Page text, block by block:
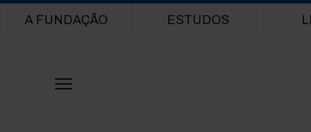
Main navigation
A FUNDAÇÃO ESTUDOS